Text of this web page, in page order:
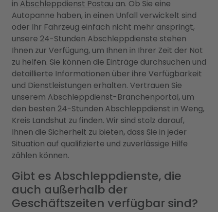
in Abschleppdienst Postau an. Ob Sie eine
Autopanne haben, in einen Unfall verwickelt sind
oder Ihr Fahrzeug einfach nicht mehr anspringt,
unsere 24-Stunden Abschleppdienste stehen
Ihnen zur Verfügung, um Ihnen in Ihrer Zeit der Not
zu helfen. Sie können die Einträge durchsuchen und
detaillierte Informationen über ihre Verfügbarkeit
und Dienstleistungen erhalten. Vertrauen Sie
unserem Abschleppdienst-Branchenportal, um
den besten 24-Stunden Abschleppdienst in Weng,
Kreis Landshut zu finden. Wir sind stolz darauf,
Ihnen die Sicherheit zu bieten, dass Sie in jeder
Situation auf qualifizierte und zuverlässige Hilfe
zählen können.
Gibt es Abschleppdienste, die
auch außerhalb der
Geschäftszeiten verfügbar sind?